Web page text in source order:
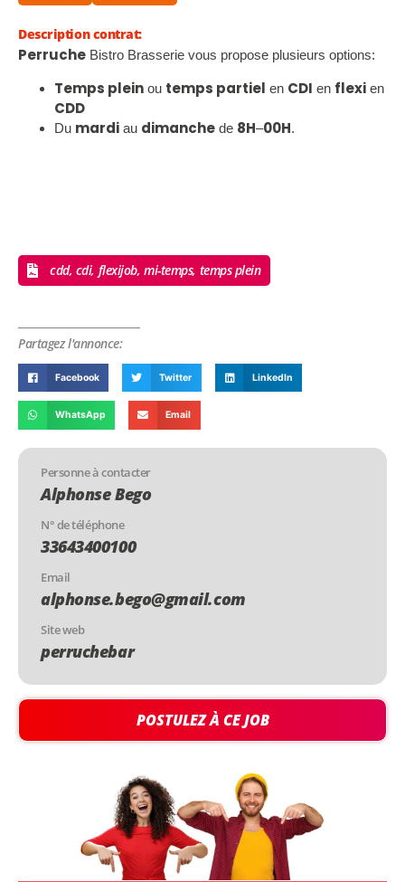
Description contrat:
Perruche Bistro Brasserie vous propose plusieurs options:
Temps plein ou temps partiel en CDI en flexi en
CDD
Du mardi au dimanche de 8H–00H.
cdd, cdi, flexijob, mi-temps, temps plein
Partagez l'annonce:
Facebook Twitter LinkedIn
WhatsApp Email
Personne à contacter
Alphonse Bego
N° de téléphone
33643400100
Email
alphonse.bego@gmail.com
Site web
perruchebar
POSTULEZ À CE JOB